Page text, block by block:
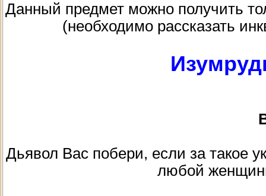
Данный предмет можно получить
(необходимо рассказать
Дьявол Вас побери, если за такое
любой